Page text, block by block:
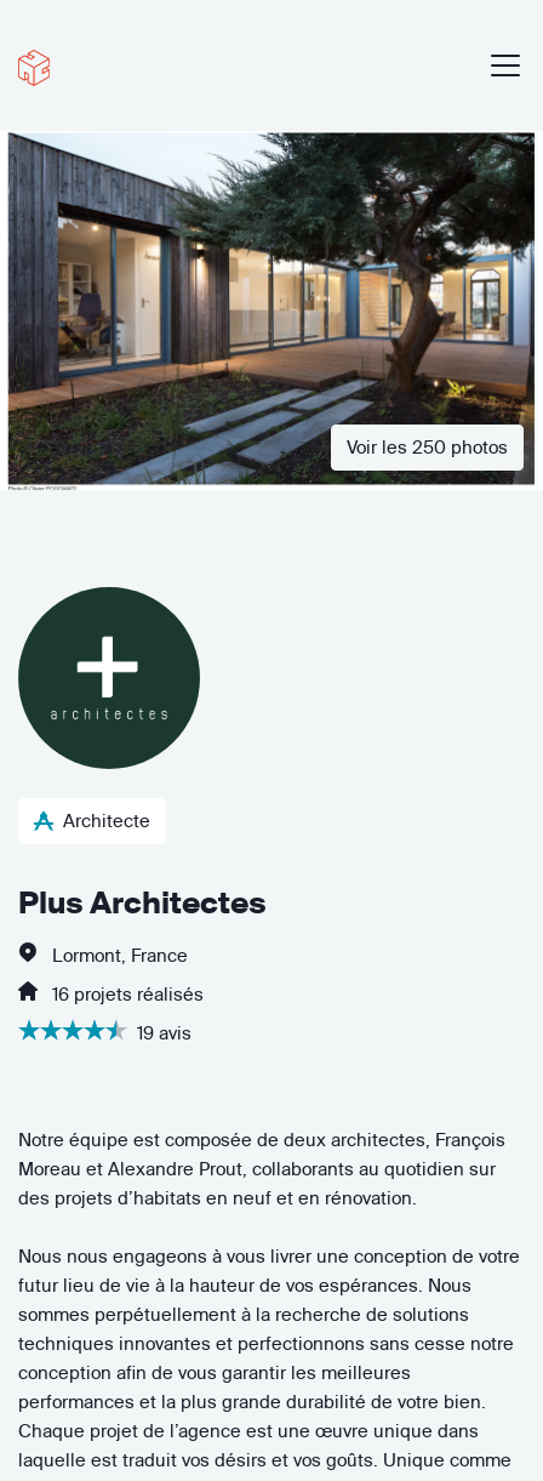
Voir les 250 photos
Architecte
Plus Architectes
Lormont, France
16 projets réalisés
19 avis
Notre équipe est composée de deux architectes, François
Moreau et Alexandre Prout, collaborants au quotidien sur
des projets d’habitats en neuf et en rénovation.
Nous nous engageons à vous livrer une conception de votre
futur lieu de vie à la hauteur de vos espérances. Nous
sommes perpétuellement à la recherche de solutions
techniques innovantes et perfectionnons sans cesse notre
conception afin de vous garantir les meilleures
performances et la plus grande durabilité de votre bien.
Chaque projet de l’agence est une œuvre unique dans
laquelle est traduit vos désirs et vos goûts. Unique comme